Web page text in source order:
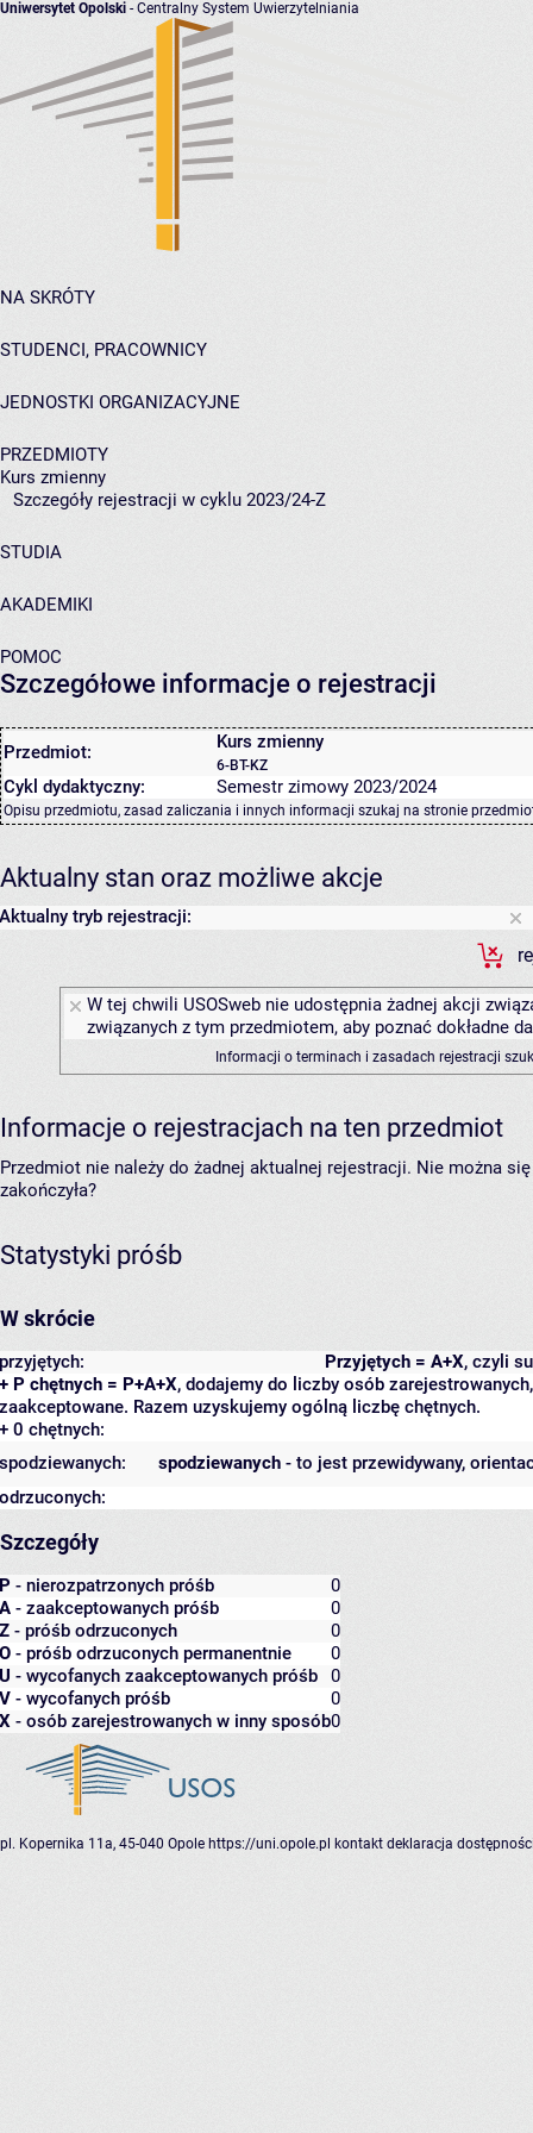
Uniwersytet Opolski - Centralny System Uwierzytelniania
NA SKRÓTY
STUDENCI, PRACOWNICY
JEDNOSTKI ORGANIZACYJNE
PRZEDMIOTY
Kurs zmienny
Szczegóły rejestracji w cyklu 2023/24-Z
STUDIA
AKADEMIKI
POMOC
Szczegółowe informacje o rejestracji
Przedmiot: Kurs zmienny
6-BT-KZ
Cykl dydaktyczny: Semestr zimowy 2023/2024
Opisu przedmiotu, zasad zaliczania i innych informacji szukaj na stronie
Aktualny stan oraz możliwe akcje
Aktualny tryb rejestracji:
W tej chwili USOSweb nie udostępnia żadnej akcji
związanych z tym przedmiotem, aby poznać dokładne
Informacji o terminach i zasadach rejestracji
Informacje o rejestracjach na ten przedmiot
Przedmiot nie należy do żadnej aktualnej rejestracji. Nie można
zakończyła?
Statystyki próśb
W skrócie
Przyjętych = A+X, czyli
przyjętych:
+ P chętnych = P+A+X, dodajemy do liczby osób
zaakceptowane. Razem uzyskujemy ogólną liczbę chętnych.
+ 0 chętnych:
spodziewanych - to jest przewidywany,
spodziewanych:
odrzuconych:
Szczegóły
P - nierozpatrzonych próśb
0
A - zaakceptowanych próśb
0
Z - próśb odrzuconych
0
O - próśb odrzuconych permanentnie
0
U - wycofanych zaakceptowanych próśb
0
V - wycofanych próśb
0
X - osób zarejestrowanych w inny sposób0
pl. Kopernika 11a, 45-040 Opole https://uni.opole.pl kontakt deklaracja